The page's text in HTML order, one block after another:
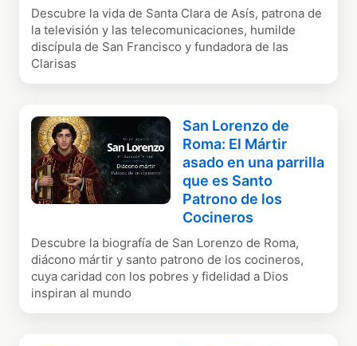
Descubre la vida de Santa Clara de Asís, patrona de
la televisión y las telecomunicaciones, humilde
discípula de San Francisco y fundadora de las
Clarisas
San Lorenzo de
Roma: El Mártir
asado en una parrilla
que es Santo
Patrono de los
Cocineros
Descubre la biografía de San Lorenzo de Roma,
diácono mártir y santo patrono de los cocineros,
cuya caridad con los pobres y fidelidad a Dios
inspiran al mundo